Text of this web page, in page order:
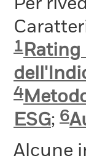
Per
1Rating
4
ESG; 6
Alcune